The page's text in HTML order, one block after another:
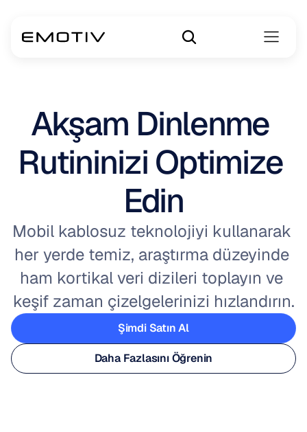
Akşam Dinlenme
Rutininizi Optimize
Edin
Mobil kablosuz teknolojiyi kullanarak
her yerde temiz, araştırma düzeyinde
ham kortikal veri dizileri toplayın ve
keşif zaman çizelgelerinizi hızlandırın.
Şimdi Satın Al
Şimdi Satın Al
Daha Fazlasını Öğrenin